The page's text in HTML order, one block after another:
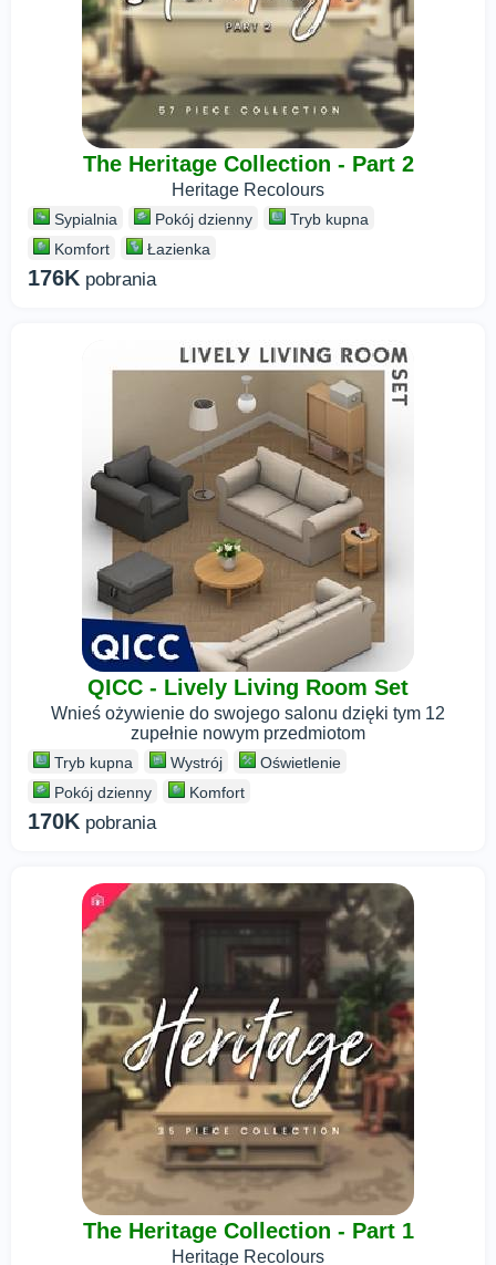
The Heritage Collection - Part 2
Heritage Recolours
Sypialnia Pokój dzienny
Tryb kupna
Komfort
Łazienka
176K pobrania
QICC - Lively Living Room Set
Wnieś ożywienie do swojego salonu dzięki tym 12
zupełnie nowym przedmiotom
Tryb kupna Wystrój
Oświetlenie
Pokój dzienny
Komfort
170K pobrania
The Heritage Collection - Part 1
Heritage Recolours